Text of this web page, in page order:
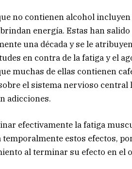
no contienen alcohol
energía. Estas han salido
una década y se le
en contra de la fatiga y el
muchas de ellas contienen
el sistema nervioso central
adicciones.
efectivamente la fatiga
estos efectos,
al terminar su efecto en el